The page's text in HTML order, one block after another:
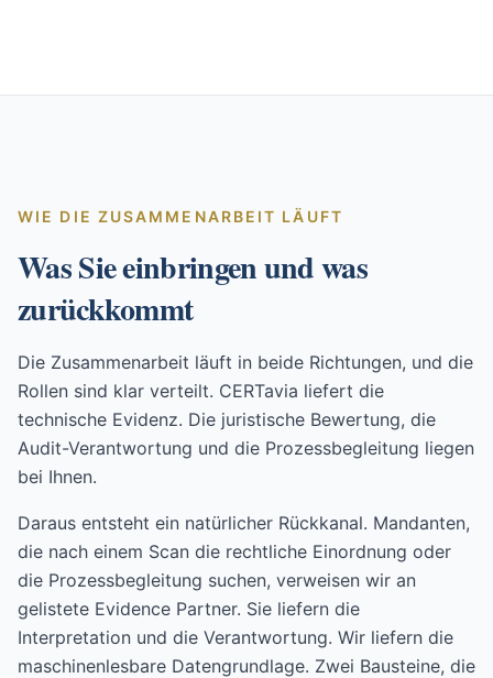
WIE DIE ZUSAMMENARBEIT LÄUFT
Was Sie einbringen und was
zurückkommt
Die Zusammenarbeit läuft in beide Richtungen, und die
Rollen sind klar verteilt. CERTavia liefert die
technische Evidenz. Die juristische Bewertung, die
Audit-Verantwortung und die Prozessbegleitung liegen
bei Ihnen.
Daraus entsteht ein natürlicher Rückkanal. Mandanten,
die nach einem Scan die rechtliche Einordnung oder
die Prozessbegleitung suchen, verweisen wir an
gelistete Evidence Partner. Sie liefern die
Interpretation und die Verantwortung. Wir liefern die
maschinenlesbare Datengrundlage. Zwei Bausteine, die